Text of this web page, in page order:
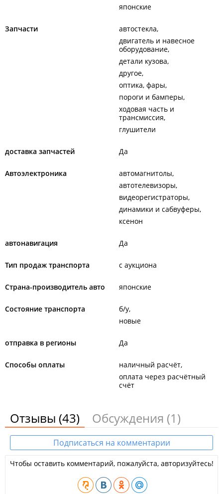
японские
Запчасти
автостекла
двигатель и навесное
оборудование
детали кузова
другое
оптика, фары
пороги и бамперы
ходовая часть и
трансмиссия
глушители
доставка запчастей Да
Автоэлектроника
автомагнитолы
автотелевизоры
видеорегистраторы
динамики и сабвуферы
ксенон
автонавигация Да
Тип продаж транспорта с аукциона
Страна-производитель авто японские
Состояние транспорта
б/у
новые
отправка в регионы Да
Способы оплаты
наличный расчёт
оплата через расчётный
счёт
Отзывы (43) Обсуждения (1)
Подписаться на комментарии
Чтобы оставить комментарий, пожалуйста, авторизуйтесь!